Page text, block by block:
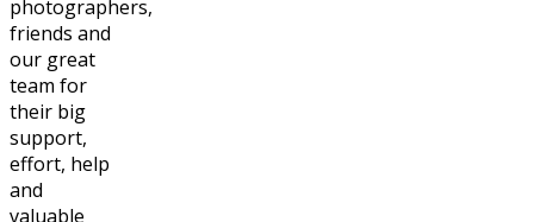
photographers,
friends and
our great
team for
their big
support,
effort, help
and
valuable